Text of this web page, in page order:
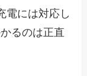
電には対応し
るのは正直